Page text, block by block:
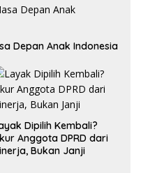
Depan Anak Indonesia
Dipilih Kembali?
Anggota DPRD dari
Bukan Janji